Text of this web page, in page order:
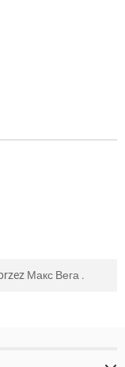
Макс Вега .